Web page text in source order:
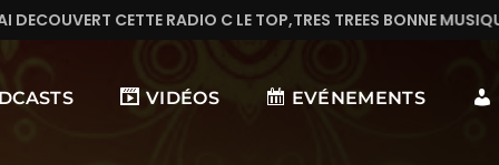
C LE TOP,TRES TREES BONNE MUSIQUE EN CONTINUE
VIDÉOS EVÉNEMENTS